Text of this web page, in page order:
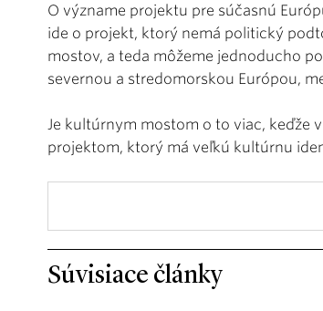
O význame projektu pre súčasnú
ide o projekt, ktorý nemá politický
mostov, a teda môžeme jednoducho
severnou a stredomorskou Európou,
Je kultúrnym mostom o to viac, keďže
projektom, ktorý má veľkú kultúrnu
Súvisiace články